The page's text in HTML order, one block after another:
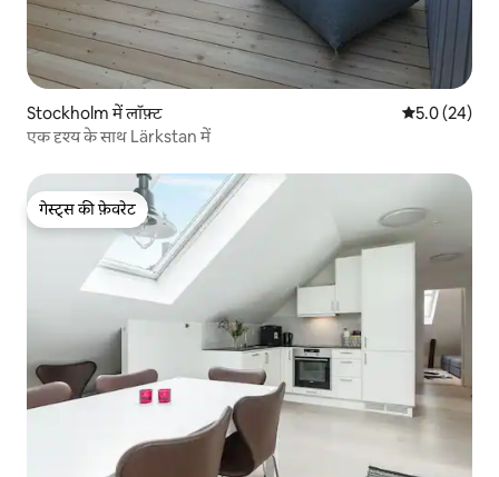
Stockholm में लॉफ़्ट औसत रेटिंग 5
5.0 (24)
एक दृश्य के साथ Lärkstan में
गेस्ट्स की फ़ेवरेट
गेस्ट्स की फ़ेवरेट